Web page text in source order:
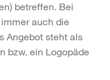
betreffen. Bei
auch die
Angebot steht als
bzw. ein Logopäde